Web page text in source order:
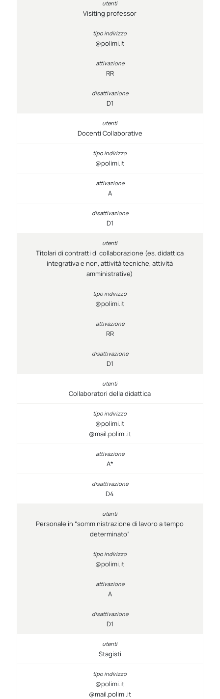
Visiting professor
@polimi.it
RR
D1
Docenti Collaborative
@polimi.it
A
D1
Titolari di contratti di collaborazione (es. didattica
integrativa e non, attività tecniche, attività
amministrative)
@polimi.it
RR
D1
Collaboratori della didattica
@polimi.it
@mail.polimi.it
A*
D4
Personale in “somministrazione di lavoro a tempo
determinato”
@polimi.it
A
D1
Stagisti
@polimi.it
@mail.polimi.it